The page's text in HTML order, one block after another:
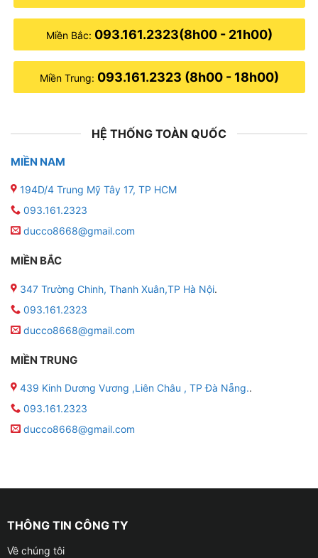
Miền Bắc: 093.161.2323(8h00 - 21h00)
Miền Trung: 093.161.2323 (8h00 - 18h00)
HỆ THỐNG TOÀN QUỐC
MIỀN NAM
194D/4 Trung Mỹ Tây 17, TP HCM
093.161.2323
ducco8668@gmail.com
MIỀN BẮC
347 Trường Chinh, Thanh Xuân,TP Hà Nội.
093.161.2323
ducco8668@gmail.com
MIỀN TRUNG
439 Kinh Dương Vương ,Liên Châu , TP Đà Nẵng..
093.161.2323
ducco8668@gmail.com
THÔNG TIN CÔNG TY
Về chúng tôi